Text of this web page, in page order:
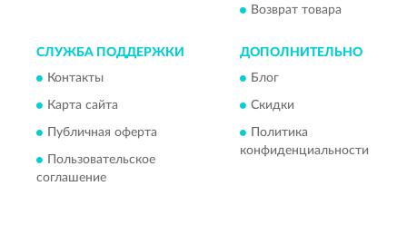
Возврат товара
СЛУЖБА ПОДДЕРЖКИ
Контакты
Карта сайта
Публичная оферта
Пользовательское
соглашение
ДОПОЛНИТЕЛЬНО
Блог
Скидки
Политика
конфиденциальности